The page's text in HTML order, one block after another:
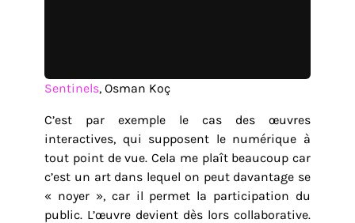
Sentinels, Osman Koç
C’est par exemple le cas des œuvres
interactives, qui supposent le numérique à
tout point de vue. Cela me plaît beaucoup car
c’est un art dans lequel on peut davantage se
« noyer », car il permet la participation du
public. L’œuvre devient dès lors collaborative.